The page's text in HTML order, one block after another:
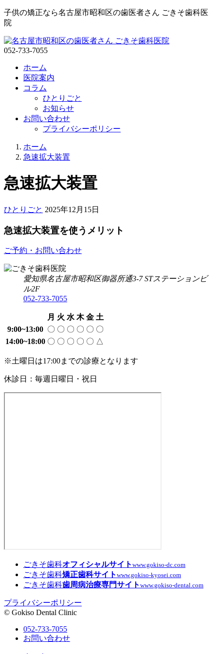
子供の矯正なら名古屋市昭和区の歯医者さん ごきそ歯科医
院
052-733-7055
ホーム
医院案内
コラム
ひとりごと
お知らせ
お問い合わせ
プライバシーポリシー
ご
き
歯
科
院
ホーム
急速拡大装置
急速拡大装置
ひとりごと 2025年12月15日
12
月
も
速
装
置
ご
き
歯
院
急速拡大装置を使うメリット
急
拡
う
メ
ッ
ご予約・お問い合わせ
愛知県名古屋市昭和区御器所通3-7STステーションビ
ル2F
052-733-7055
月 火 水 木 金 土
9:00~13:00 〇 〇 〇 〇 〇 〇
14:00~18:00 〇 〇 〇 〇 〇 △
※土曜日は17:00までの診療となります
休診日：毎週日曜日・祝日
ごきそ歯科オフィシャルサイト www.gokiso-dc.com
ごきそ歯科矯正歯科サイト www.gokiso-kyosei.com
ごきそ歯科歯周病治療専門サイト www.gokiso-dental.com
プライバシーポリシー
© Gokiso Dental Clinic
052-733-7055
お問い合わせ